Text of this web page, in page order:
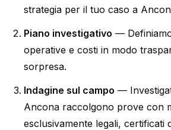
strategia per il tuo caso a
Piano investigativo —
operative e costi in modo
sorpresa.
Indagine sul campo —
Ancona raccolgono prove con
esclusivamente legali, certificati